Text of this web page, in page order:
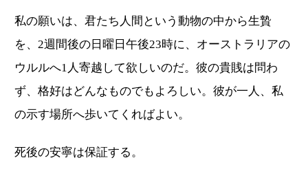
私の願いは、君たち人間という動物の中から生贄
を、2週間後の日曜日午後23時に、オーストラリアの
ウルルへ1人寄越して欲しいのだ。彼の貴賎は問わ
ず、格好はどんなものでもよろしい。彼が一人、私
の示す場所へ歩いてくればよい。
死後の安寧は保証する。